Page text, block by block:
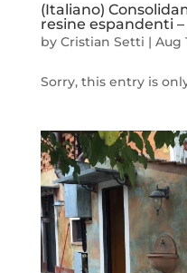
(Italiano)
resine espandenti
by Cristian Setti | Aug
Sorry, this entry is